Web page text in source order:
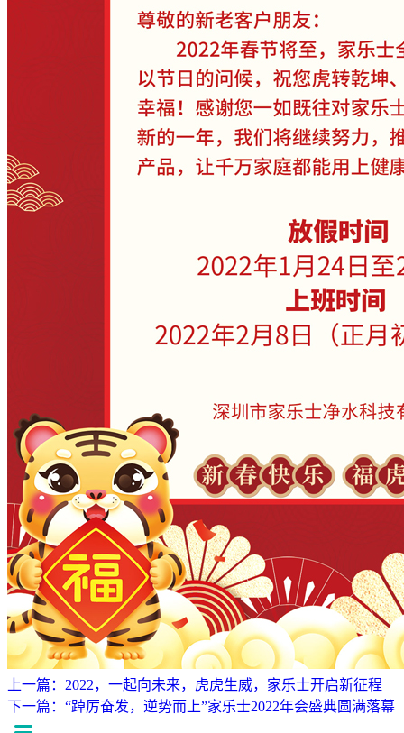
上一篇：2022，一起向未来，虎虎生威，家乐士开启新征程
下一篇：“踔厉奋发，逆势而上”家乐士2022年会盛典圆满落幕